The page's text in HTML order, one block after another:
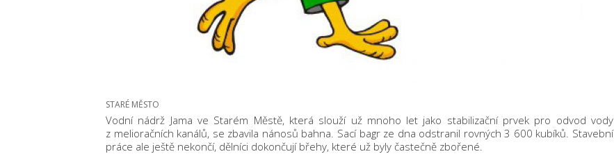
STARÉ MĚSTO
Vodní nádrž Jama ve Starém Městě, která slouží už mnoho let jako stabilizační prvek pro odvod vody
z melioračních kanálů, se zbavila nánosů bahna. Sací bagr ze dna odstranil rovných 3 600 kubíků. Stavební
práce ale ještě nekončí, dělníci dokončují břehy, které už byly častečně zbořené.